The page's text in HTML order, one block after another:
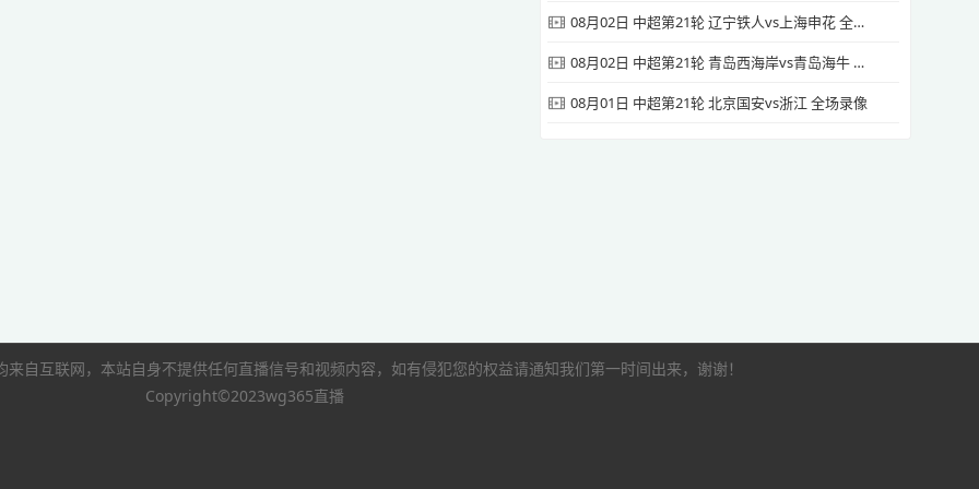
08月02日 中超第21轮 辽宁铁人vs上海申花 全场录像
08月02日 中超第21轮 青岛西海岸vs青岛海牛 全场录像
08月01日 中超第21轮 北京国安vs浙江 全场录像
自互联网，本站自身不提供任何直播信号和视频内容，如有侵犯您的权益请通知我们第一时间出来，谢谢！
Copyright©2023wg365直播